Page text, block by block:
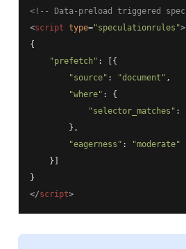
<!-- Data-preload triggered
<script type="speculationrules">
{
"prefetch" : [{
"source" : "document" ,
"where" : {
"selector_matches" :
        },
"eagerness" :
"moderate"
    }]
</script>